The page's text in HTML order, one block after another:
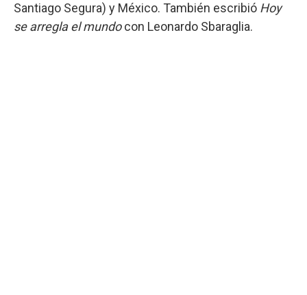
Santiago Segura) y México. También escribió Hoy
se arregla el mundocon Leonardo Sbaraglia.